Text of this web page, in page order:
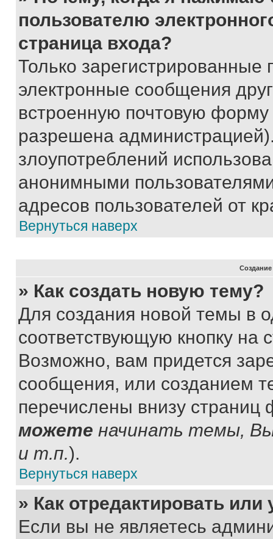
пользователю
страница входа?
Только зарегистрированные
электронные сообщения
встроенную почтовую
разрешена
злоупотреблений
анонимными
адресов пользователей от
Вернуться наверх
» Как создать новую тему?
Для создания новой темы в
соответствующую кнопку
Возможно, вам придется
сообщения, или созданием
перечислены внизу
можете начинать темы,
и т.п.).
Вернуться наверх
» Как отредактировать
Если вы не являетесь